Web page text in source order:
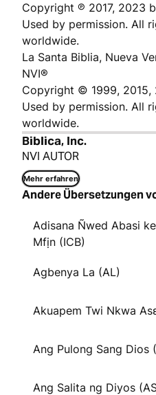
Copyright ℗ 2017, 2023
Used by permission. All
worldwide.
La Santa Biblia, Nueva
NVI®
Copyright © 1999, 2015,
Used by permission. All
worldwide.
Biblica, Inc.
NVI AUTOR
Mehr erfahren
Andere Übersetzungen
Adisana Ñwed Abasi
Mfịn (ICB)
Agbenya La (AL)
Akuapem Twi Nkwa
Ang Pulong Sang Dios
Ang Salita ng Diyos